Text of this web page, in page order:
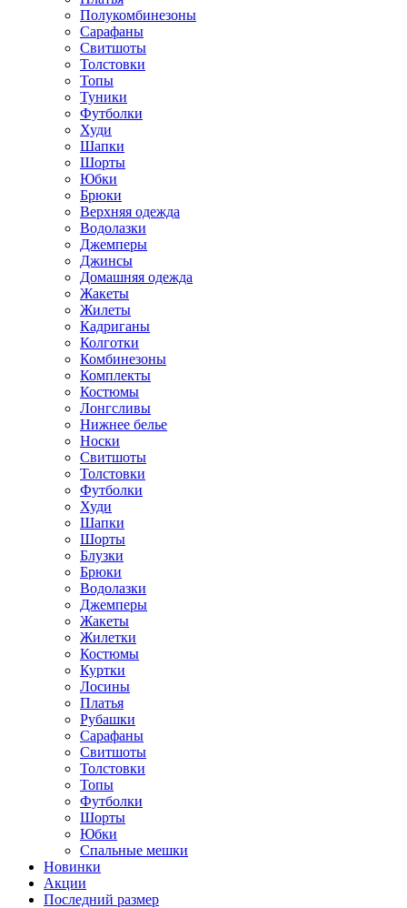
Полукомбинезоны
Сарафаны
Свитшоты
Толстовки
Топы
Туники
Футболки
Худи
Шапки
Шорты
Юбки
Брюки
Верхняя одежда
Водолазки
Джемперы
Джинсы
Домашняя одежда
Жакеты
Жилеты
Кадриганы
Колготки
Комбинезоны
Комплекты
Костюмы
Лонгсливы
Нижнее белье
Носки
Свитшоты
Толстовки
Футболки
Худи
Шапки
Шорты
Блузки
Брюки
Водолазки
Джемперы
Жакеты
Жилетки
Костюмы
Куртки
Лосины
Платья
Рубашки
Сарафаны
Свитшоты
Толстовки
Топы
Футболки
Шорты
Юбки
Спальные мешки
Новинки
Акции
Последний размер